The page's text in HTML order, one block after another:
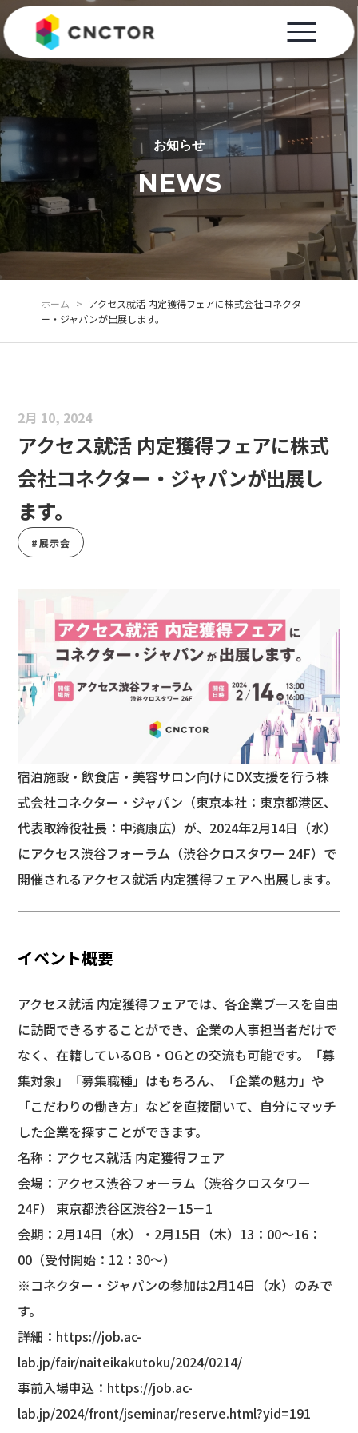
お知らせ
NEWS
ホーム > アクセス就活 内定獲得フェアに株式会社コネクタ
ー・ジャパンが出展します。
2月 10, 2024
アクセス就活 内定獲得フェアに株式
会社コネクター・ジャパンが出展し
ます。
#展示会
宿泊施設・飲食店・美容サロン向けにDX支援を行う株
式会社コネクター・ジャパン（東京本社：東京都港区、
代表取締役社長：中濱康広）が、2024年2月14日（水）
にアクセス渋谷フォーラム（渋谷クロスタワー 24F）で
開催されるアクセス就活 内定獲得フェアへ出展します。
イベント概要
アクセス就活 内定獲得フェアでは、各企業ブースを自由
に訪問できるすることができ、企業の人事担当者だけで
なく、在籍しているOB・OGとの交流も可能です。「募
集対象」「募集職種」はもちろん、「企業の魅力」や
「こだわりの働き方」などを直接聞いて、自分にマッチ
した企業を探すことができます。
名称：アクセス就活 内定獲得フェア
会場：アクセス渋谷フォーラム（渋谷クロスタワー
24F） 東京都渋谷区渋谷2－15－1
会期：2月14日（水）・2月15日（木）13：00〜16：
00（受付開始：12：30〜）
※コネクター・ジャパンの参加は2月14日（水）のみで
す。
詳細： https://job.ac-
lab.jp/fair/naiteikakutoku/2024/0214/
事前入場申込： https://job.ac-
lab.jp/2024/front/jseminar/reserve.html?yid=191